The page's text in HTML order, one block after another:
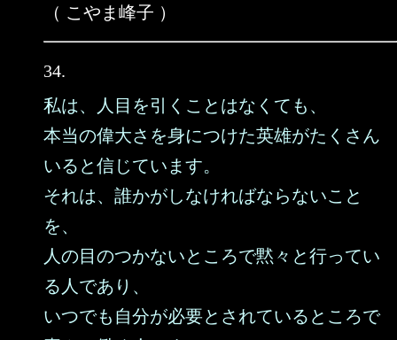
（ こやま峰子 ）
34.
私は、人目を引くことはなくても、
本当の偉大さを身につけた英雄がたくさん
いると信じています。
それは、誰かがしなければならないこと
を、
人の目のつかないところで黙々と行ってい
る人であり、
いつでも自分が必要とされているところで